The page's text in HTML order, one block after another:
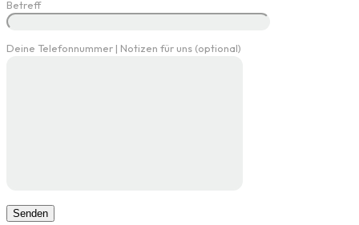
Betreff
Deine Telefonnummer | Notizen für uns (optional)